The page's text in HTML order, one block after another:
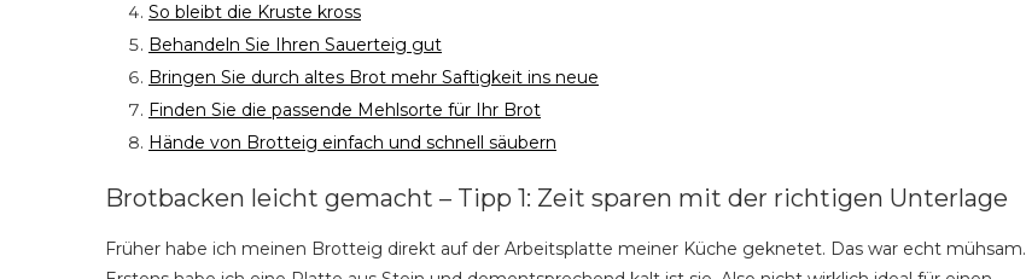
So bleibt die Kruste kross
Behandeln Sie Ihren Sauerteig gut
Bringen Sie durch altes Brot mehr Saftigkeit ins neue
Finden Sie die passende Mehlsorte für Ihr Brot
Hände von Brotteig einfach und schnell säubern
Brotbacken leicht gemacht – Tipp 1: Zeit sparen mit der richtigen Unterlage
Früher habe ich meinen Brotteig direkt auf der Arbeitsplatte meiner Küche geknetet. Das war echt mühsam.